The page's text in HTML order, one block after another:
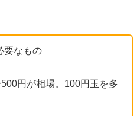
要なもの
円が相場。100円玉を多